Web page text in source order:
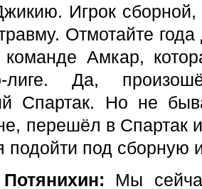
Игрок
Отмотайте
Амкар,
лиге. Да,
Спартак. Но не
перешёл в Спартак
подойти под сборную
Мы